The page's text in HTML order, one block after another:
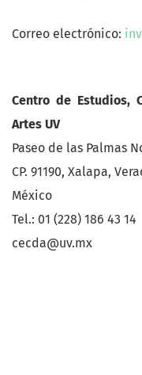
Correo electrónico:
Centro de Estudios,
Artes UV
Paseo de las Palmas
CP. 91190, Xalapa,
México
Tel.: 01 (228) 186 43 14
cecda@uv.mx